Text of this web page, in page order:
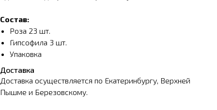
Состав:
Роза 23 шт.
Гипсофила 3 шт.
Упаковка
Доставка
Доставка осуществляется по Екатеринбургу, Верхней
Пышме и Березовскому.